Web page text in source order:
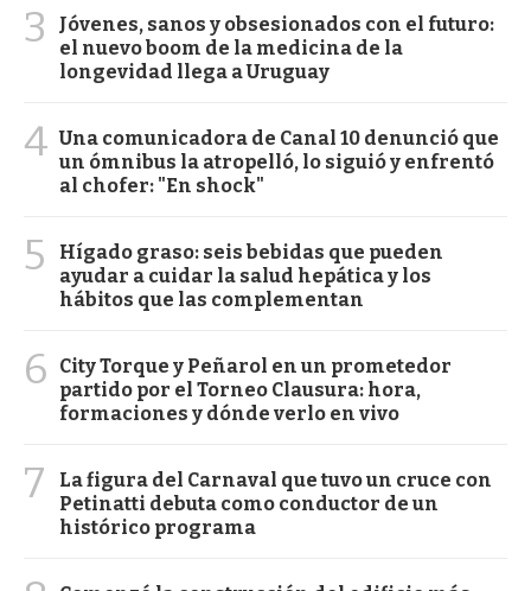
3
Jóvenes, sanos y obsesionados con el futuro:
el nuevo boom de la medicina de la
longevidad llega a Uruguay
4 Una comunicadora de Canal 10 denunció que
un ómnibus la atropelló, lo siguió y enfrentó
al chofer: "En shock"
5
Hígado graso: seis bebidas que pueden
ayudar a cuidar la salud hepática y los
hábitos que las complementan
6
City Torque y Peñarol en un prometedor
partido por el Torneo Clausura: hora,
formaciones y dónde verlo en vivo
7
La figura del Carnaval que tuvo un cruce con
Petinatti debuta como conductor de un
histórico programa